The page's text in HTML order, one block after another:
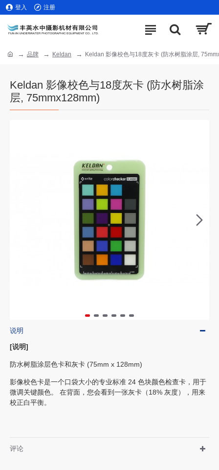
登入 注册
品牌 Keldan Keldan 影像校色与18度灰卡 (防水树脂涂层,
Keldan 影像校色与18度灰卡 (防水树脂涂
层, 75mmx128mm)
说明
[说明]
防水树脂涂层色卡和灰卡 (75mm x 128mm)
影像校色卡是一个口袋大小的专业标准 24 色块颜色检查卡，用于
微调关键颜色。 在背面，您会看到一张灰卡（18% 灰度），用来
校正白平衡。
评论